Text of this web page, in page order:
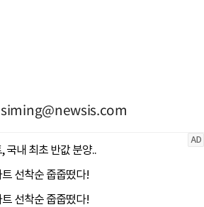
siming@newsis.com